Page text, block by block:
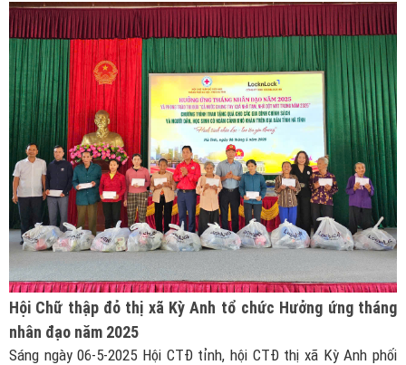
Hội Chữ thập đỏ thị xã Kỳ Anh tổ chức Hưởng ứng tháng
nhân đạo năm 2025
Sáng ngày 06-5-2025 Hội CTĐ tỉnh, hội CTĐ thị xã Kỳ Anh phối